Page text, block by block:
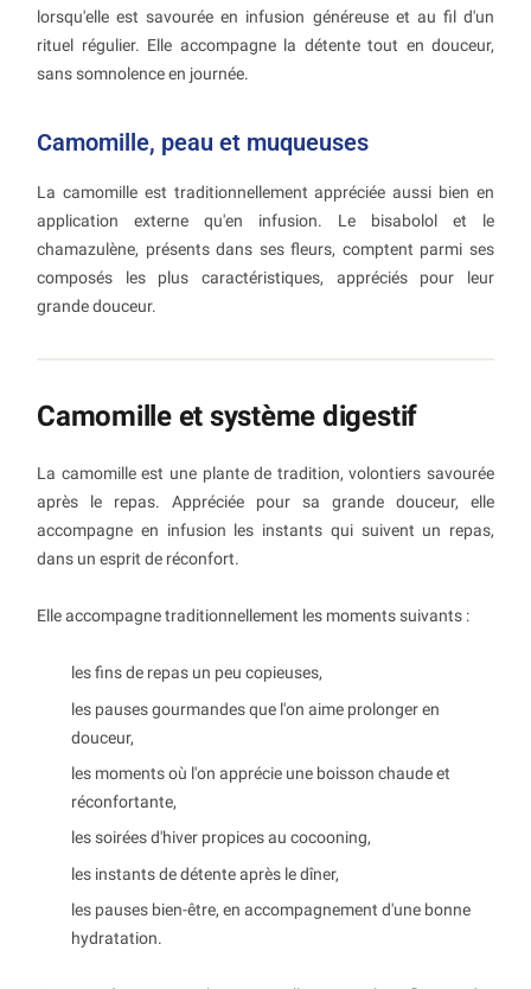
lorsqu'elle est savourée en infusion généreuse et au fil d'un
rituel régulier. Elle accompagne la détente tout en douceur,
sans somnolence en journée.
Camomille, peau et muqueuses
La camomille est traditionnellement appréciée aussi bien en
application externe qu'en infusion. Le bisabolol et le
chamazulène, présents dans ses fleurs, comptent parmi ses
composés les plus caractéristiques, appréciés pour leur
grande douceur.
Camomille et système digestif
La camomille est une plante de tradition, volontiers savourée
après le repas. Appréciée pour sa grande douceur, elle
accompagne en infusion les instants qui suivent un repas,
dans un esprit de réconfort.
Elle accompagne traditionnellement les moments suivants :
les fins de repas un peu copieuses,
les pauses gourmandes que l'on aime prolonger en
douceur,
les moments où l'on apprécie une boisson chaude et
réconfortante,
les soirées d'hiver propices au cocooning,
les instants de détente après le dîner,
les pauses bien-être, en accompagnement d'une bonne
hydratation.